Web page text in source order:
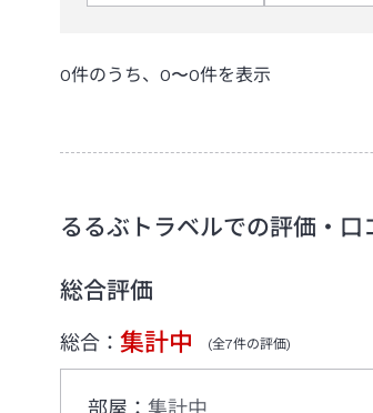
0件のうち、 0〜0件を表示
るるぶトラベルでの評価・口
総合評価
総合： 集計中 (全7件の評価)
部屋： 集計中